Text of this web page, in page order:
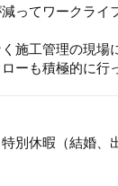
ってワークライ
施工管理の現場
ーも積極的に行
別休暇（結婚、